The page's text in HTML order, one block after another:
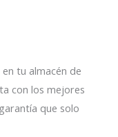
tu almacén de
con los mejores
que solo